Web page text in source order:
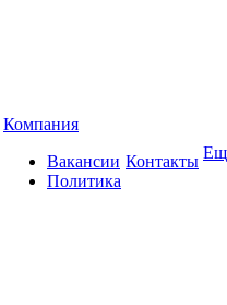
Компания
Вакансии
Политика
Контакты